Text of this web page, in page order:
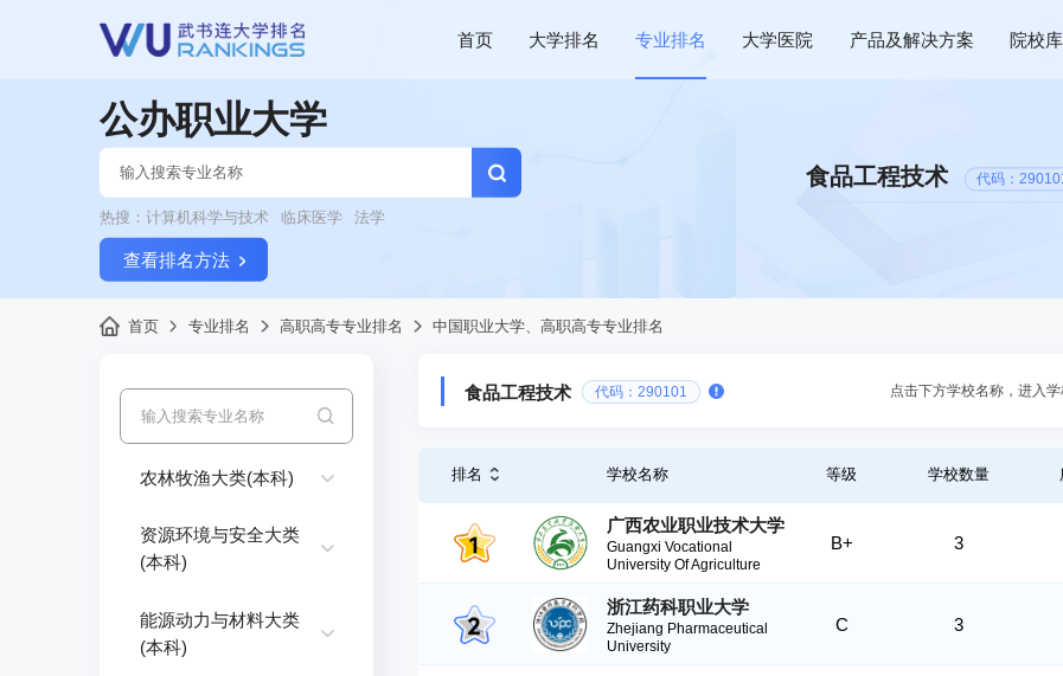
首页 大学排名 专业排名 大学医院 产品及解决方案 院校库
公办职业大学
热搜： 计算机科学与技术 临床医学 法学
查看排名方法
食品工程技术 代码：290101
首页 专业排名 高职高专专业排名 中国职业大学、高职高专专业排名
农林牧渔大类(本科)
资源环境与安全大类
(本科)
能源动力与材料大类
(本科)
食品工程技术 代码：290101 点击下方学校名称，进入
排名 学校名称 等级 学校数量
广西农业职业技术大学
Guangxi Vocational
University Of Agriculture
B+ 3
浙江药科职业大学
Zhejiang Pharmaceutical
University
C 3